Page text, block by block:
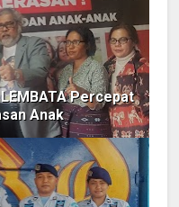
Percepat
Anak